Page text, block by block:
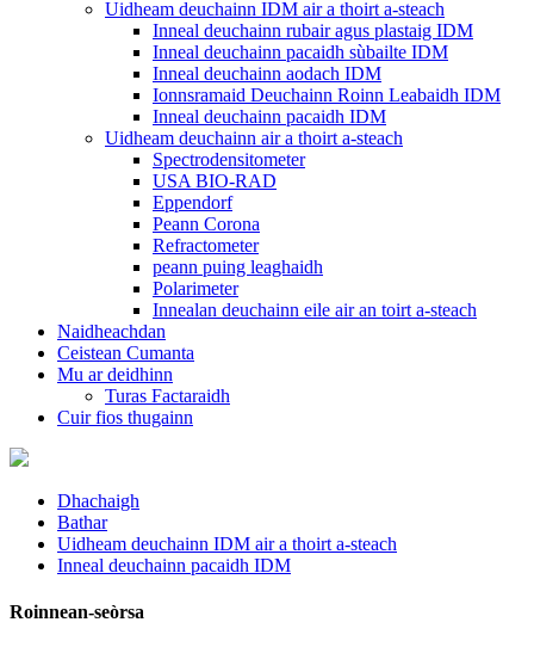
Uidheam deuchainn IDM air a thoirt a-steach
Inneal deuchainn rubair agus plastaig IDM
Inneal deuchainn pacaidh sùbailte IDM
Inneal deuchainn aodach IDM
Ionnsramaid Deuchainn Roinn Leabaidh IDM
Inneal deuchainn pacaidh IDM
Uidheam deuchainn air a thoirt a-steach
Spectrodensitometer
USA BIO-RAD
Eppendorf
Peann Corona
Refractometer
peann puing leaghaidh
Polarimeter
Innealan deuchainn eile air an toirt a-steach
Naidheachdan
Ceistean Cumanta
Mu ar deidhinn
Turas Factaraidh
Cuir fios thugainn
Dhachaigh
Bathar
Uidheam deuchainn IDM air a thoirt a-steach
Inneal deuchainn pacaidh IDM
Roinnean-seòrsa